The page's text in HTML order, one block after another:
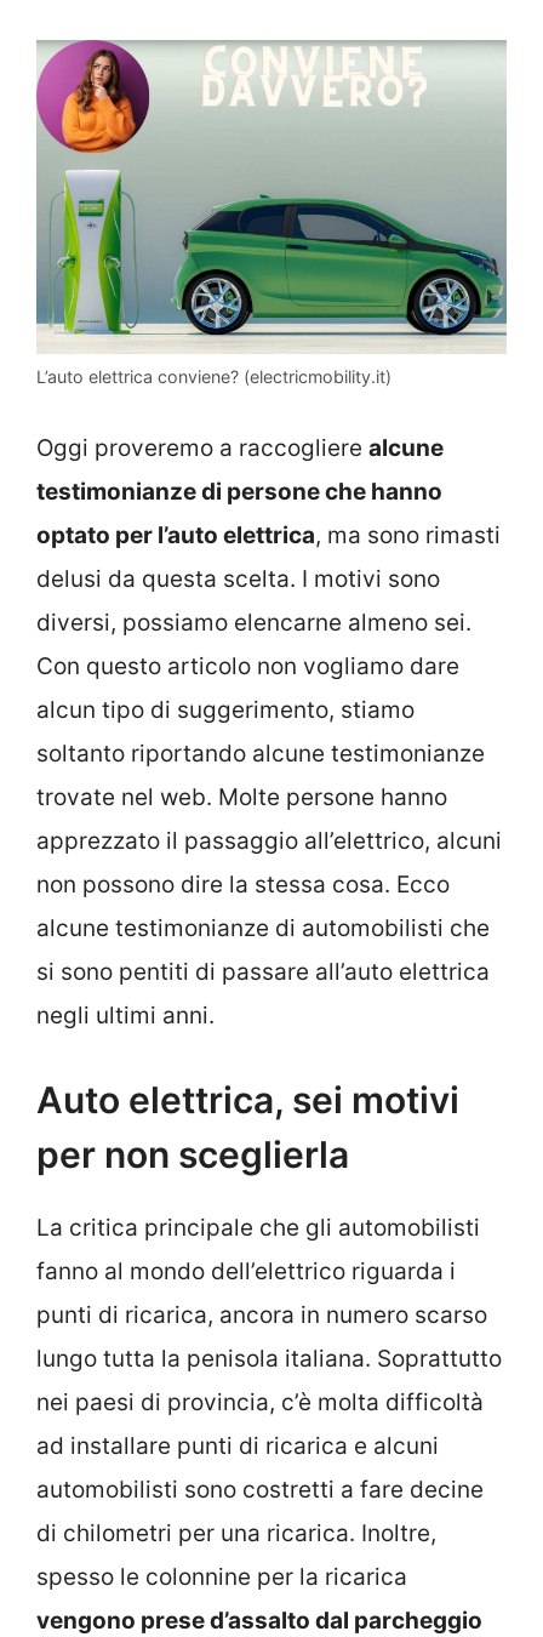
L’auto elettrica conviene? (electricmobility.it)
Oggi proveremo a raccogliere alcune
testimonianze di persone che hanno
optato per l’auto elettrica, ma sono rimasti
delusi da questa scelta. I motivi sono
diversi, possiamo elencarne almeno sei.
Con questo articolo non vogliamo dare
alcun tipo di suggerimento, stiamo
soltanto riportando alcune testimonianze
trovate nel web. Molte persone hanno
apprezzato il passaggio all’elettrico, alcuni
non possono dire la stessa cosa. Ecco
alcune testimonianze di automobilisti che
si sono pentiti di passare all’auto elettrica
negli ultimi anni.
Auto elettrica, sei motivi
per non sceglierla
La critica principale che gli automobilisti
fanno al mondo dell’elettrico riguarda i
punti di ricarica, ancora in numero scarso
lungo tutta la penisola italiana. Soprattutto
nei paesi di provincia, c’è molta difficoltà
ad installare punti di ricarica e alcuni
automobilisti sono costretti a fare decine
di chilometri per una ricarica. Inoltre,
spesso le colonnine per la ricarica
vengono prese d’assalto dal parcheggio